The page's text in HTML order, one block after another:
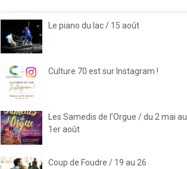
Le piano du lac / 15 août
Culture 70 est sur Instagram !
Les Samedis de l’Orgue / du 2 mai au
1er août
Coup de Foudre / 19 au 26